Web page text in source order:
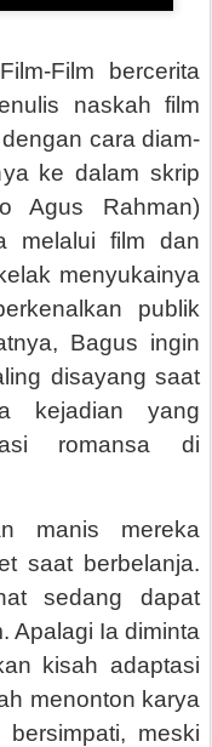
Film bercerita
naskah film
cara diam-
ke dalam skrip
Agus Rahman)
melalui film dan
menyukainya
publik
Bagus ingin
disayang saat
kejadian yang
romansa di
manis mereka
saat berbelanja.
sedang dapat
Apalagi Ia diminta
kisah adaptasi
menonton karya
meski